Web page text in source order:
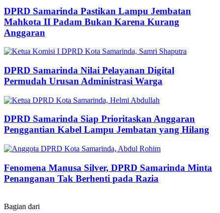
DPRD Samarinda Pastikan Lampu Jembatan
Mahkota II Padam Bukan Karena Kurang
Anggaran
DPRD Samarinda Nilai Pelayanan Digital
Permudah Urusan Administrasi Warga
DPRD Samarinda Siap Prioritaskan Anggaran
Penggantian Kabel Lampu Jembatan yang Hilang
Fenomena Manusa Silver, DPRD Samarinda Minta
Penanganan Tak Berhenti pada Razia
Bagian dari